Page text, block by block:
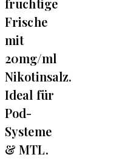
fruchtige
Frische
mit
20mg/ml
Nikotinsalz.
Ideal für
Pod-
Systeme
& MTL.